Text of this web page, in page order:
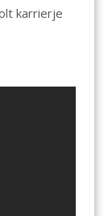
karrierje